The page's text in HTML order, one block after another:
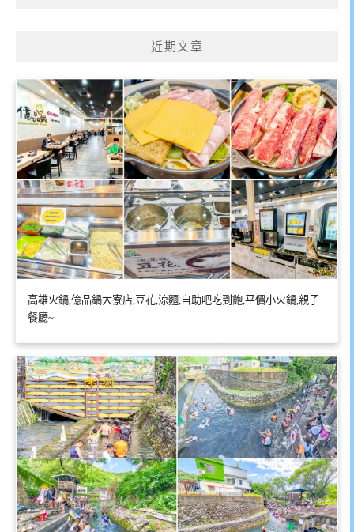
近期文章
高雄火鍋,億品鍋大寮店,豆花,涼麵,自助吧吃到飽,平價小火鍋,親子
餐廳~